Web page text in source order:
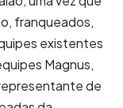
franqueados,
existentes
Magnus,
de